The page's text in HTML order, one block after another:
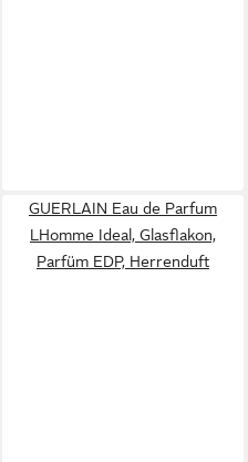
GUERLAIN Eau de Parfum
LHomme Ideal, Glasflakon,
Parfüm EDP, Herrenduft